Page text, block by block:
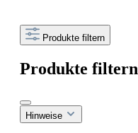
Produkte filtern
Produkte filtern
Hinweise